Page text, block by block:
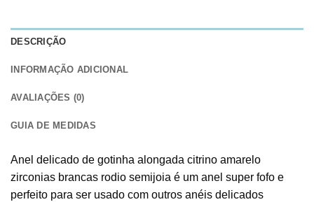
DESCRIÇÃO
INFORMAÇÃO ADICIONAL
AVALIAÇÕES (0)
GUIA DE MEDIDAS
Anel delicado de gotinha alongada citrino amarelo
zirconias brancas rodio semijoia é um anel super fofo e
perfeito para ser usado com outros anéis delicados